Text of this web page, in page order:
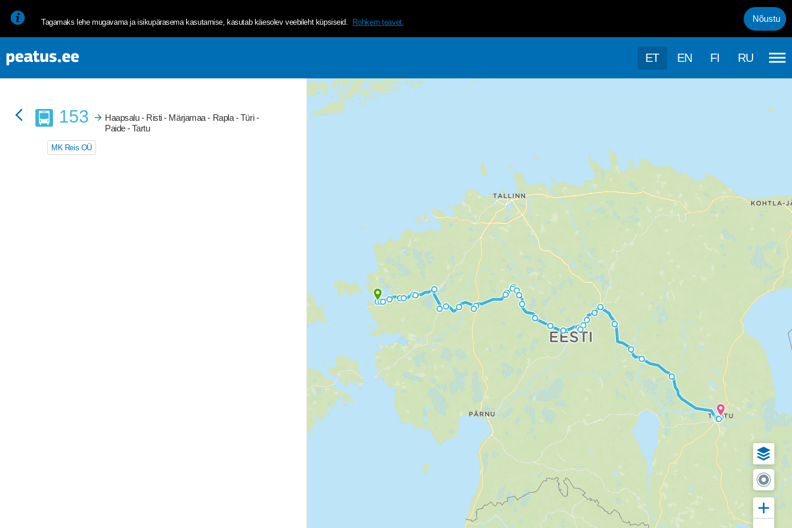
<p><span style="font-size: 10pt; line-height: 107%; font-family: helvetica, arial, sans-serif;">Tagamaks lehe mugavama ja isikup&auml;rasema kasutamise, kasutab k&auml;esolev veebileht
Tagamaks lehe mugavama ja isikupärasema kasutamise, kasutab käesolev veebileht küpsiseid. Rohkem teavet. Nõustu
ET EN FI RU
Buss
153
Haapsalu - Risti - Märjamaa - Rapla - Türi -
Paide - Tartu
MK Reis OÜ